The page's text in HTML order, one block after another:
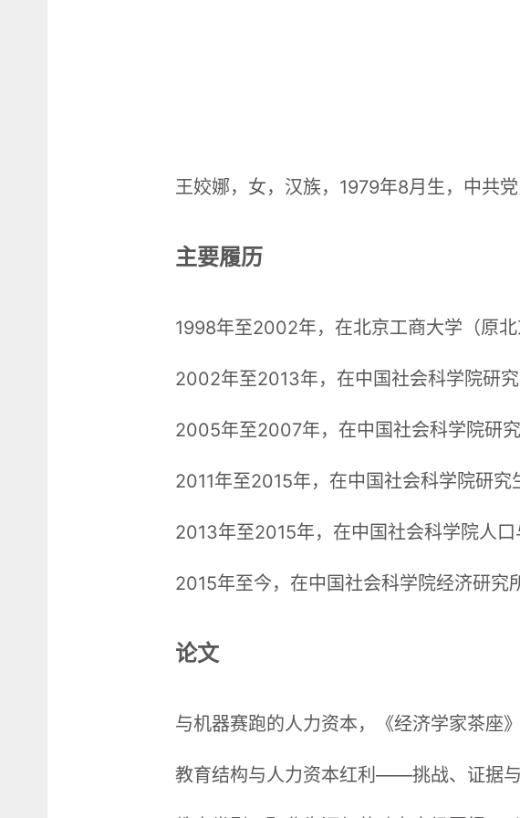
王姣娜，女，汉族，1979年8月生，中共
主要履历
1998年至2002年，在北京工商大学（原
2002年至2013年，在中国社会科学院研究
2005年至2007年，在中国社会科学院研
2011年至2015年，在中国社会科学院研究
2013年至2015年，在中国社会科学院人口
2015年至今，在中国社会科学院经济研究
论文
与机器赛跑的人力资本，《经济学家茶座
教育结构与人力资本红利——挑战、证据